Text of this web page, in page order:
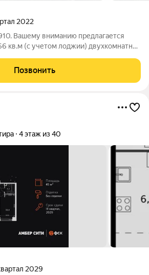
2022
Вашему вниманию предлагается
кв.м (с учетом лоджии) двухкомнатная
бизнес-класса ЖК "Авиатика". В
Позвонить
4 этаж из 40
2029